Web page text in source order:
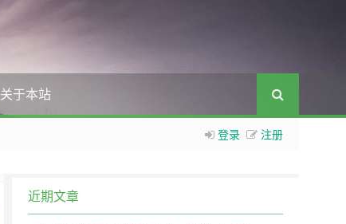
关于本站
登录 注册
近期文章